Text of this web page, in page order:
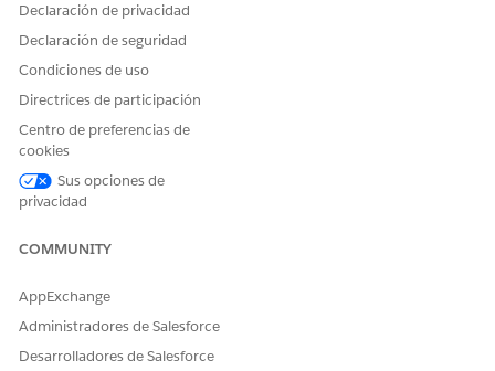
automoción
Los clientes o socios pueden utilizar el subagente Gestión
sitio de Experience Cloud para resumir reclamaciones de
garantía enviadas, comprobar el estado de sus
reclamaciones y validar la información de garantía de sus
vehículos, activos o piezas.
¿RESOLVIÓ ESTE ARTÍCULO SU PROBLEMA?
Sí
Declaración de privacidad
Declaración de seguridad
Condiciones de uso
Directrices de participación
Centro de preferencias de
cookies
Sus opciones de
privacidad
COMMUNITY
AppExchange
Administradores de Salesforce
Desarrolladores de Salesforce